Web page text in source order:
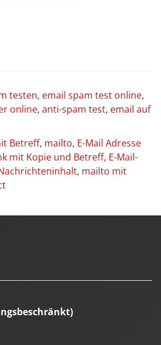
testen, email spam test online,
online, anti-spam test, email auf
Betreff, mailto, E-Mail Adresse
mit Kopie und Betreff, E-Mail-
, mailto mit